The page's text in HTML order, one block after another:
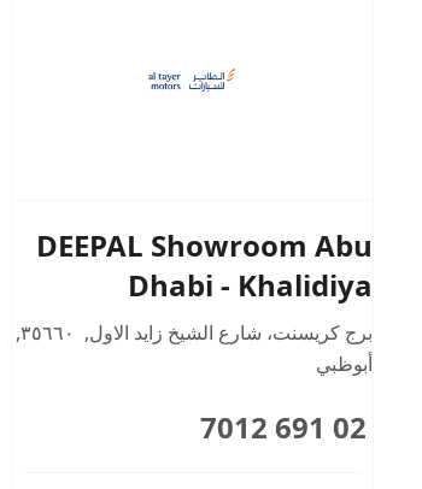
DEEPAL Showroom Abu
Dhabi - Khalidiya
برج كريسنت، شارع الشيخ زايد الاول,
,
أبوظبي
02 691 7012